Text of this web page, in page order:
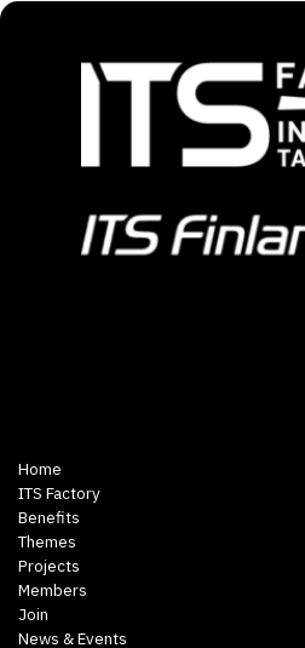
Home
ITS Factory
Benefits
Themes
Projects
Members
Join
News & Events